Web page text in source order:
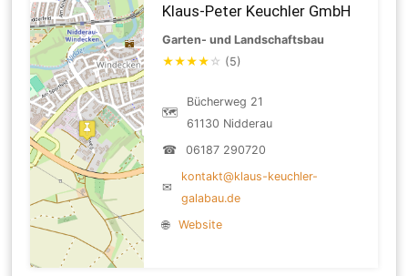
Klaus-Peter Keuchler GmbH
Garten- und Landschaftsbau
★★★★ ☆ (5)
🗺
Bücherweg 21
61130 Nidderau
☎
06187 290720
✉
kontakt@klaus-keuchler-
galabau.de
🌐
Website